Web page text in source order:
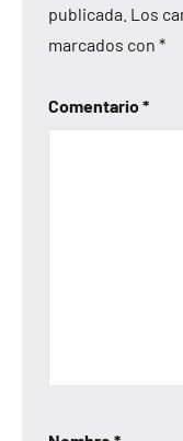
publicada. Los
marcados con *
Comentario*